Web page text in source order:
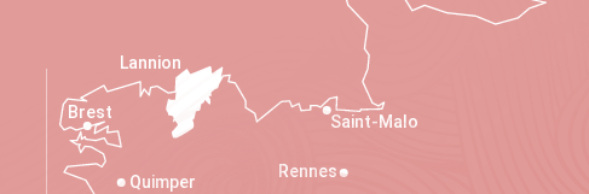
Saint-Malo
Rennes
Quimper
Lannion
Brest